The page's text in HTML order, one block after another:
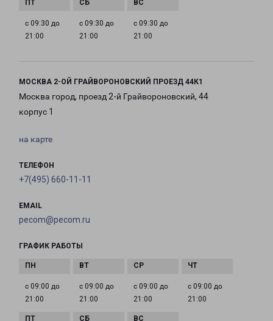
с 09:30 до
21:00
с 09:30 до
21:00
с 09:30 до
21:00
МОСКВА 2-ОЙ ГРАЙВОРОНОВСКИЙ ПРОЕЗД 44К1
Москва город, проезд 2-й Грайвороновский, 44
корпус 1
на карте
ТЕЛЕФОН
+7(495) 660-11-11
EMAIL
pecom@pecom.ru
ГРАФИК РАБОТЫ
с 09:00 до
21:00
с 09:00 до
21:00
с 09:00 до
21:00
с 09:00 до
21:00